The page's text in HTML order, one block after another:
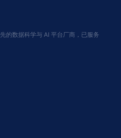
的数据科学与 AI 平台厂商，已服务